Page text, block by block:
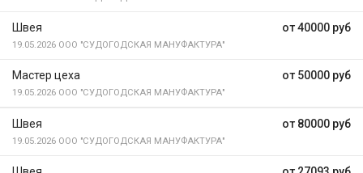
от 40000 руб
Швея
19.05.2026 ООО "СУДОГОДСКАЯ МАНУФАКТУРА"
от 50000 руб
Мастер цеха
19.05.2026 ООО "СУДОГОДСКАЯ МАНУФАКТУРА"
от 80000 руб
Швея
19.05.2026 ООО "СУДОГОДСКАЯ МАНУФАКТУРА"